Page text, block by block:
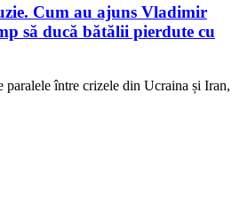
Cum au ajuns Vladimir
să ducă bătălii pierdute cu
paralele între crizele din Ucraina și Iran,